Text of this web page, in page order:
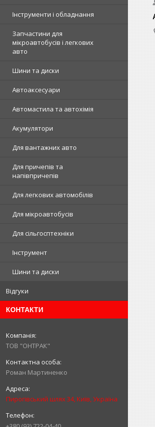
Інструменти і обладнання
Запчастини для
мікроавтобусів і легкових
авто
Шини та диски
Автоаксесуари
Автомастила та автохімія
Акумулятори
Для вантажних авто
Для причепів та
напівпричепів
Для легкових автомобілів
Для мікроавтобусів
Для сільгосптехніки
Інструмент
Шини та диски
Відгуки
КОНТАКТИ
ТОВ "ОНТРАК"
Роман Мартиненко
Пирогівський шлях 34, Київ, Україна